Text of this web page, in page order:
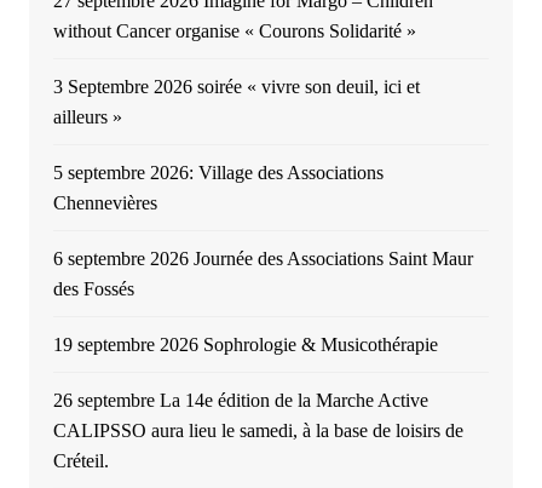
without Cancer organise « Courons Solidarité »
3 Septembre 2026 soirée « vivre son deuil, ici et
ailleurs »
5 septembre 2026: Village des Associations
Chennevières
6 septembre 2026 Journée des Associations Saint Maur
des Fossés
19 septembre 2026 Sophrologie & Musicothérapie
26 septembre La 14e édition de la Marche Active
CALIPSSO aura lieu le samedi, à la base de loisirs de
Créteil.